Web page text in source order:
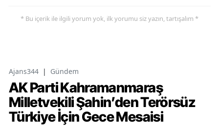
* Bu içerik ile ilgili yorum yok, ilk yorumu siz yazın, tartışalım *
Ajans344 | Gündem
AK Parti Kahramanmaraş
Milletvekili Şahin’den Terörsüz
Türkiye İçin Gece Mesaisi